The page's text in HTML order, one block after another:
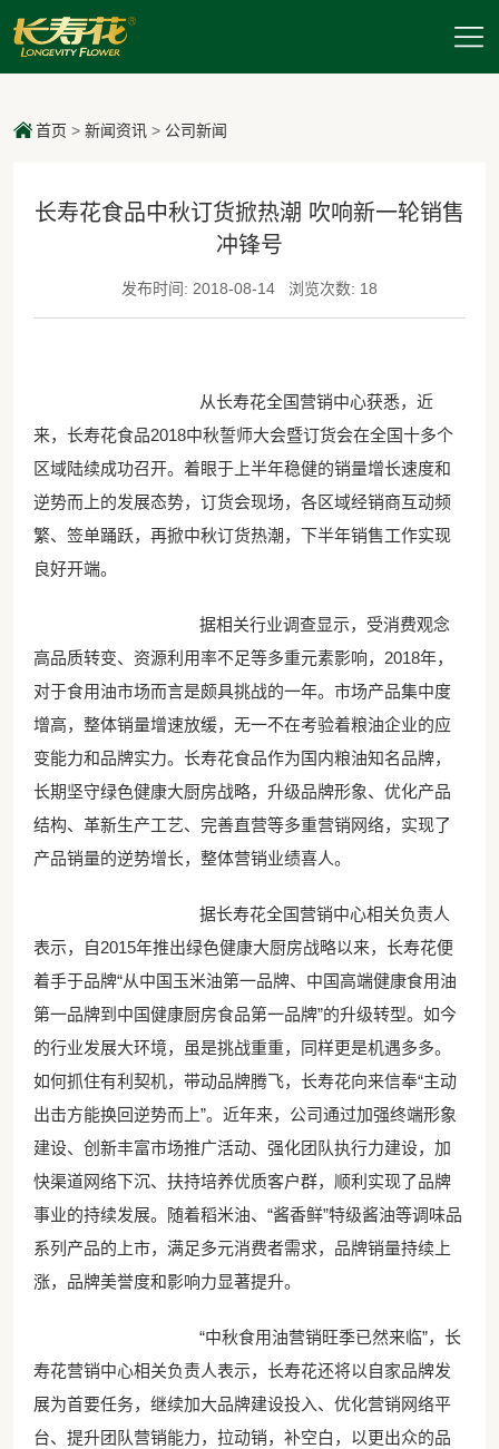
首页 > 新闻资讯> 公司新闻
长寿花食品中秋订货掀热潮 吹响新一轮销售
冲锋号
发布时间: 2018-08-14 浏览次数: 18
从长寿花全国营销中心获悉，近
来，长寿花食品2018中秋誓师大会暨订货会在全国十多个
区域陆续成功召开。着眼于上半年稳健的销量增长速度和
逆势而上的发展态势，订货会现场，各区域经销商互动频
繁、签单踊跃，再掀中秋订货热潮，下半年销售工作实现
良好开端。
据相关行业调查显示，受消费观念
高品质转变、资源利用率不足等多重元素影响，2018年，
对于食用油市场而言是颇具挑战的一年。市场产品集中度
增高，整体销量增速放缓，无一不在考验着粮油企业的应
变能力和品牌实力。长寿花食品作为国内粮油知名品牌，
长期坚守绿色健康大厨房战略，升级品牌形象、优化产品
结构、革新生产工艺、完善直营等多重营销网络，实现了
产品销量的逆势增长，整体营销业绩喜人。
据长寿花全国营销中心相关负责人
表示，自2015年推出绿色健康大厨房战略以来，长寿花便
着手于品牌“从中国玉米油第一品牌、中国高端健康食用油
第一品牌到中国健康厨房食品第一品牌”的升级转型。如今
的行业发展大环境，虽是挑战重重，同样更是机遇多多。
如何抓住有利契机，带动品牌腾飞，长寿花向来信奉“主动
出击方能换回逆势而上”。近年来，公司通过加强终端形象
建设、创新丰富市场推广活动、强化团队执行力建设，加
快渠道网络下沉、扶持培养优质客户群，顺利实现了品牌
事业的持续发展。随着稻米油、“酱香鲜”特级酱油等调味品
系列产品的上市，满足多元消费者需求，品牌销量持续上
涨，品牌美誉度和影响力显著提升。
“中秋食用油营销旺季已然来临”，长
寿花营销中心相关负责人表示，长寿花还将以自家品牌发
展为首要任务，继续加大品牌建设投入、优化营销网络平
台、提升团队营销能力，拉动销，补空白，以更出众的品